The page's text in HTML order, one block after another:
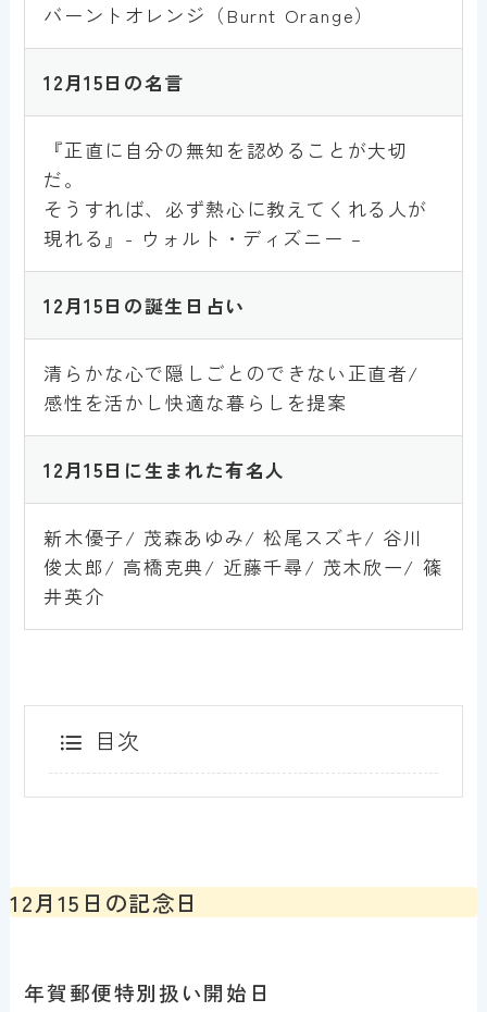
バーントオレンジ（Burnt Orange）
1 2月15日 の名言
『正直に自分の無知を認めることが大切
だ。
そうすれば、必ず熱心に教えてくれる人が
現れる』- ウォルト・ディズニー –
1 2月15日 の誕生日占い
清らかな心で隠しごとのできない正直者/
感性を活かし快適な暮らしを提案
1 2月15日 に生まれた有名人
新木優子/ 茂森あゆみ/ 松尾スズキ/ 谷川
俊太郎/ 高橋克典/ 近藤千尋/ 茂木欣一/ 篠
井英介
目次
12月15日の記念日
年賀郵便特別扱い開始日